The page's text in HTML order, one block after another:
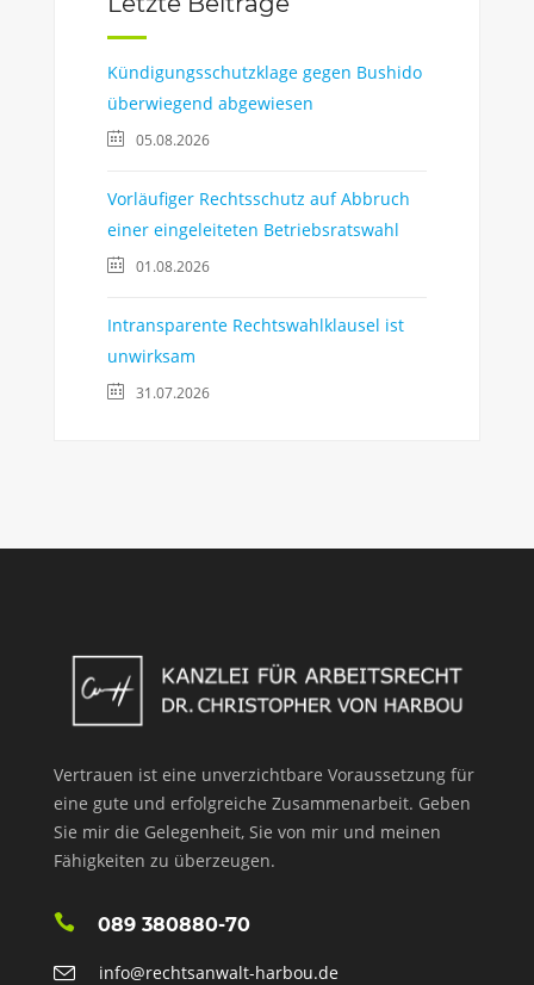
Kündigungsschutzklage gegen Bushido
überwiegend abgewiesen
05.08.2026
Vorläufiger Rechtsschutz auf Abbruch
einer eingeleiteten Betriebsratswahl
01.08.2026
Intransparente Rechtswahlklausel ist
unwirksam
31.07.2026
Vertrauen ist eine unverzichtbare Voraussetzung für
eine gute und erfolgreiche Zusammenarbeit. Geben
Sie mir die Gelegenheit, Sie von mir und meinen
Fähigkeiten zu überzeugen.
089 380880-70
info@rechtsanwalt-harbou.de